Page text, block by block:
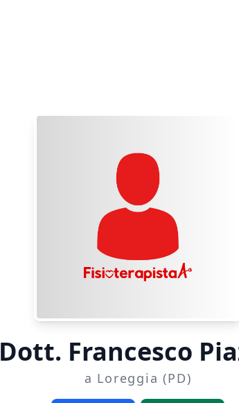
Dott. Francesco
a Loreggia (PD)